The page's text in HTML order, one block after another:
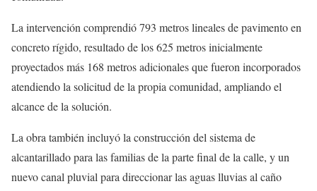
La intervención comprendió 793 metros lineales de pavimento en
concreto rígido, resultado de los 625 metros inicialmente
proyectados más 168 metros adicionales que fueron incorporados
atendiendo la solicitud de la propia comunidad, ampliando el
alcance de la solución.
La obra también incluyó la construcción del sistema de
alcantarillado para las familias de la parte final de la calle, y un
nuevo canal pluvial para direccionar las aguas lluvias al caño